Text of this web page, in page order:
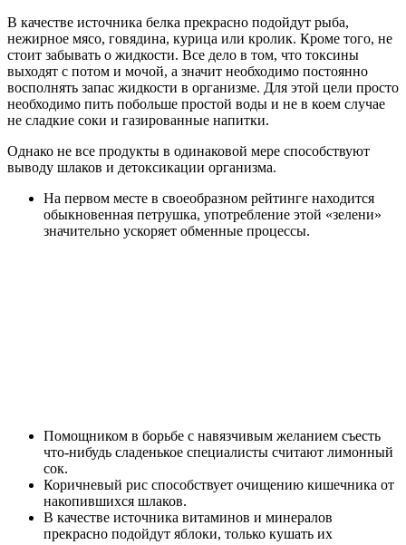
В качестве источника белка прекрасно подойдут рыба,
нежирное мясо, говядина, курица или кролик. Кроме того, не
стоит забывать о жидкости. Все дело в том, что токсины
выходят с потом и мочой, а значит необходимо постоянно
восполнять запас жидкости в организме. Для этой цели просто
необходимо пить побольше простой воды и не в коем случае
не сладкие соки и газированные напитки.
Однако не все продукты в одинаковой мере способствуют
выводу шлаков и детоксикации организма.
На первом месте в своеобразном рейтинге находится
обыкновенная петрушка, употребление этой «зелени»
значительно ускоряет обменные процессы.
Помощником в борьбе с навязчивым желанием съесть
что-нибудь сладенькое специалисты считают лимонный
сок.
Коричневый рис способствует очищению кишечника от
накопившихся шлаков.
В качестве источника витаминов и минералов
прекрасно подойдут яблоки, только кушать их